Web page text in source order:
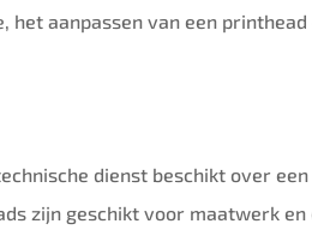
het aanpassen van een
dienst beschikt over
zijn geschikt voor maatwerk en